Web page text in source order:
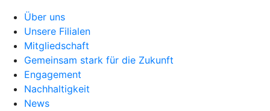
Über uns
Unsere Filialen
Mitgliedschaft
Gemeinsam stark für die Zukunft
Engagement
Nachhaltigkeit
News